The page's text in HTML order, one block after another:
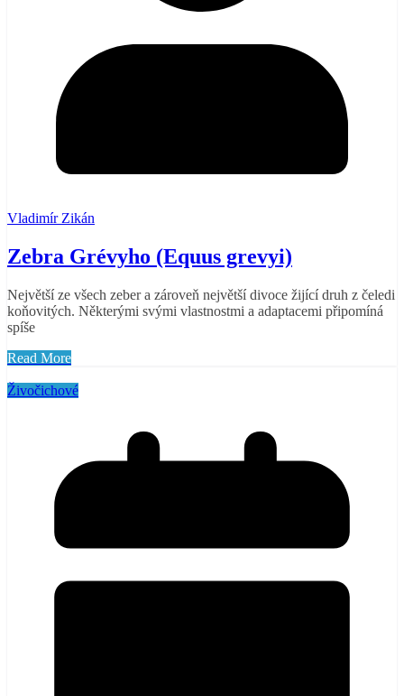
Vladimír Zikán
Zebra Grévyho (Equus grevyi)
Největší ze všech zeber a zároveň největší divoce žijící druh z čeledi
koňovitých. Některými svými vlastnostmi a adaptacemi připomíná
spíše
Read More
Živočichové